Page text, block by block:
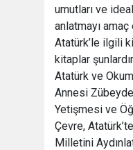
umutları ve
anlatmayı
Atatürk’le ilgili
kitaplar
Atatürk ve
Annesi Zübeyde
Yetişmesi ve
Çevre,
Milletini